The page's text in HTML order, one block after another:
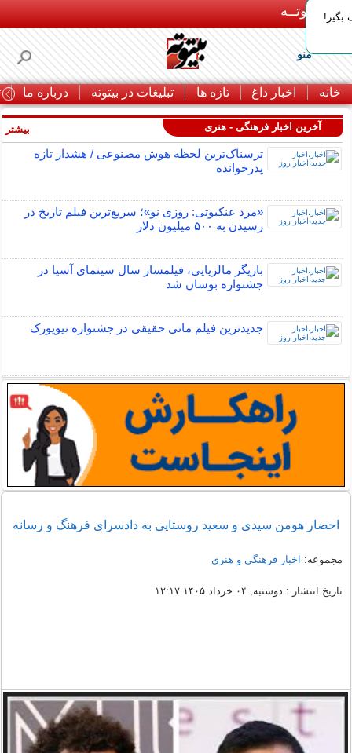
بـیتوتــه
منو
خانه اخبار داغ تازه ها تبلیغات در بیتوته درباره ما
آخرین اخبار فرهنگی - هنری
ترسناک‌ترین لحظه هوش مصنوعی / هشدار تازه
پدرخوانده
«مرد عنکبوتی: روزی نو»؛ سریع‌ترین فیلم تاریخ در
رسیدن به ۵۰۰ میلیون دلار
بازیگر مالزیایی، فیلمساز سال سینمای آسیا در
جشنواره بوسان شد
جدیدترین فیلم مانی حقیقی در جشنواره نیویورک
بیشتر
احضار هومن سیدی و سعید روستایی به دادسرای فرهنگ و رسانه
مجموعه: اخبار فرهنگی و هنری
تاریخ انتشار : دوشنبه, ۰۴ خرداد ۱۴۰۵ ۱۲:۱۷